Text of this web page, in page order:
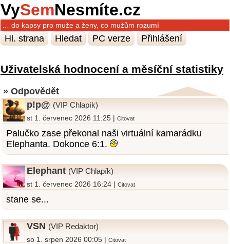
VySemNesmíte.cz
… do kapsy pro muže a ženy, co mužům rozumí
Hl. strana Hledat PC verze Přihlášení
Uživatelská hodnocení a měsíční statistiky
» Odpovědět
p!p@ (VIP Chlapík)
st 1. červenec 2026 11:25 |Citovat
Palučko zase překonal naši virtuální kamarádku
Elephanta. Dokonce 6:1.
Elephant (VIP Chlapík)
st 1. červenec 2026 16:24 |Citovat
stane se...
VSN (VIP Redaktor)
so 1. srpen 2026 00:05 |Citovat